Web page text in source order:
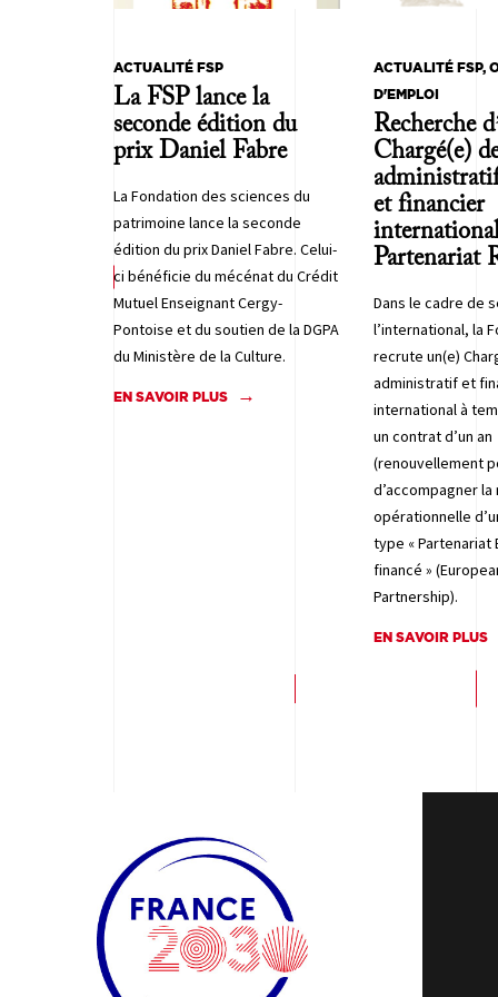
ACTUALITÉ FSP
La FSP lance la
seconde édition du
prix Daniel Fabre
La Fondation des sciences du
patrimoine lance la seconde
édition du prix Daniel Fabre. Celui-
ci bénéficie du mécénat du Crédit
Mutuel Enseignant Cergy-
Pontoise et du soutien de la DGPA
du Ministère de la Culture.
EN SAVOIR PLUS
ACTUALITÉ FSP,
D'EMPLOI
Recherche
Chargé(e)
et financier
Partenariat
Dans le cadre de
l’international, la
recrute un(e)
administratif et
international à
un contrat d’un an
(renouvellement
d’accompagner
opérationnelle
type « Partenariat
financé »
Partnership).
EN SAVOIR PLUS